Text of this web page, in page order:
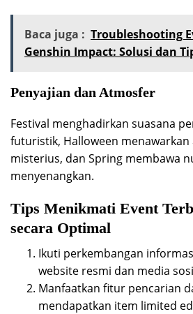
Baca juga : Troubleshooting
Genshin Impact: Solusi dan
Penyajian dan Atmosfer
Festival menghadirkan suasana
futuristik, Halloween
misterius, dan Spring membawa
menyenangkan.
Tips Menikmati Event
secara Optimal
Ikuti perkembangan
website resmi dan media
Manfaatkan fitur pencarian
mendapatkan item limited